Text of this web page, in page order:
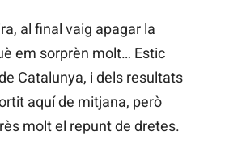
al final vaig apagar la
em sorprèn molt… Estic
Catalunya, i dels resultats
aquí de mitjana, però
molt el repunt de dretes.